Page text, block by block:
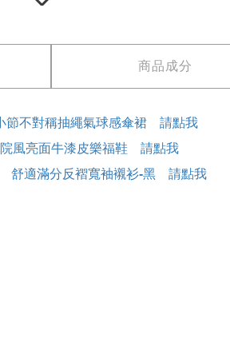
商品成分
節不對稱抽繩氣球感傘裙 請點我
風亮面牛漆皮樂福鞋 請點我
舒適滿分反褶寬袖襯衫-黑 請點我